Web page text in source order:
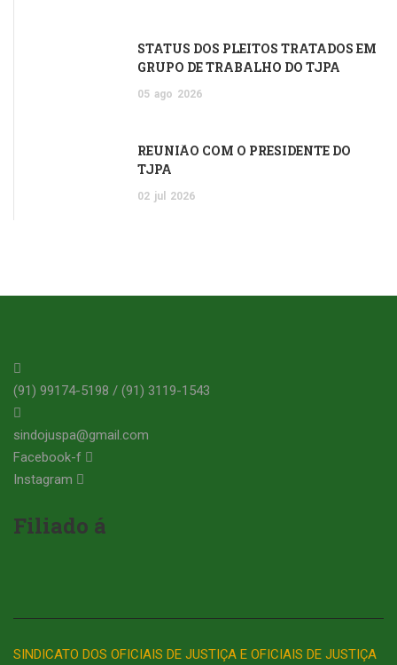
STATUS DOS PLEITOS TRATADOS EM
GRUPO DE TRABALHO DO TJPA
05 ago 2026
REUNIÃO COM O PRESIDENTE DO
TJPA
02 jul 2026
(91) 99174-5198 / (91) 3119-1543
sindojuspa@gmail.com
Facebook-f
Instagram
Filiado á
SINDICATO DOS OFICIAIS DE JUSTIÇA E OFICIAIS DE JUSTIÇA